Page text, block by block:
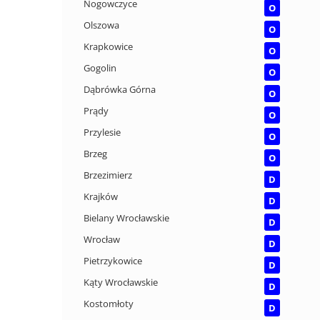
Nogowczyce
O
Olszowa
O
Krapkowice
O
Gogolin
O
Dąbrówka Górna
O
Prądy
O
Przylesie
O
Brzeg
O
Brzezimierz
D
Krajków
D
Bielany Wrocławskie
D
Wrocław
D
Pietrzykowice
D
Kąty Wrocławskie
D
Kostomłoty
D